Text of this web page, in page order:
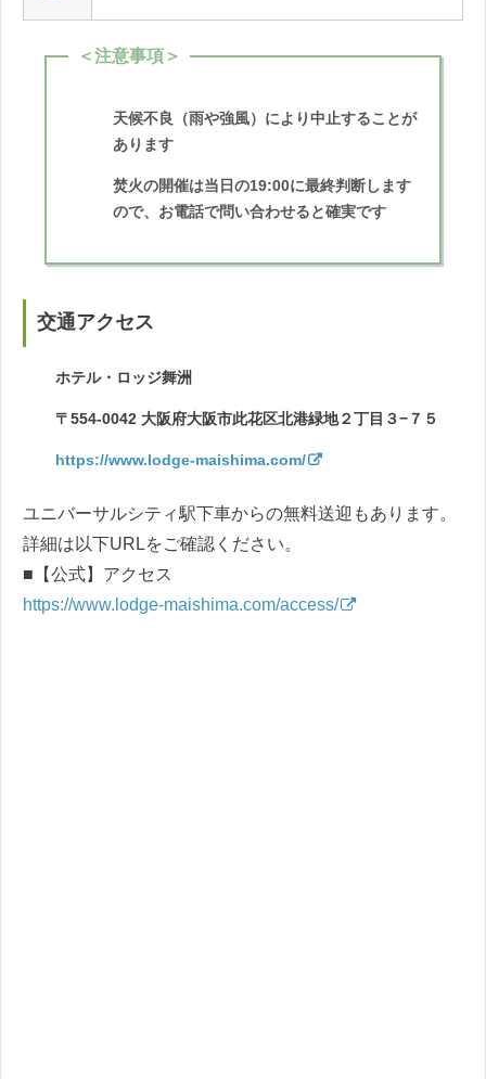
＜注意事項＞
天候不良（雨や強風）により中止することが
あります
焚火の開催は当日の19:00に最終判断します
ので、お電話で問い合わせると確実です
交通アクセス
ホテル・ロッジ舞洲
〒554-0042 大阪府大阪市此花区北港緑地２丁目３−７５
https://www.lodge-maishima.com/
ユニバーサルシティ駅下車からの無料送迎もあります。
詳細は以下URLをご確認ください。
■【公式】アクセス
https://www.lodge-maishima.com/access/